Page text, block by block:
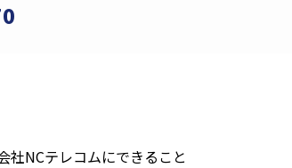
社NCテレコムにできること